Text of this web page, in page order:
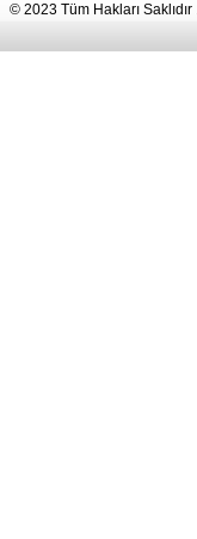
© 2023 Tüm Hakları Saklıdır